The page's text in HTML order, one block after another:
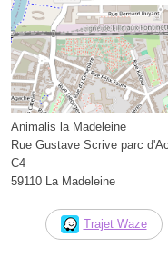
Animalis la Madeleine
Rue Gustave Scrive parc
C4
59110 La Madeleine
Trajet Waze